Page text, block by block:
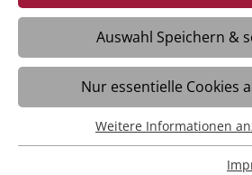
18.06.2026
Infoveranstaltung für neue
Ehrenamtliche im
Kinderhospizdienst
Auswahl Speichern &
Nur essentielle Cookies
Essentiell
Essentielle Cookies werden für
Weitere Informationen